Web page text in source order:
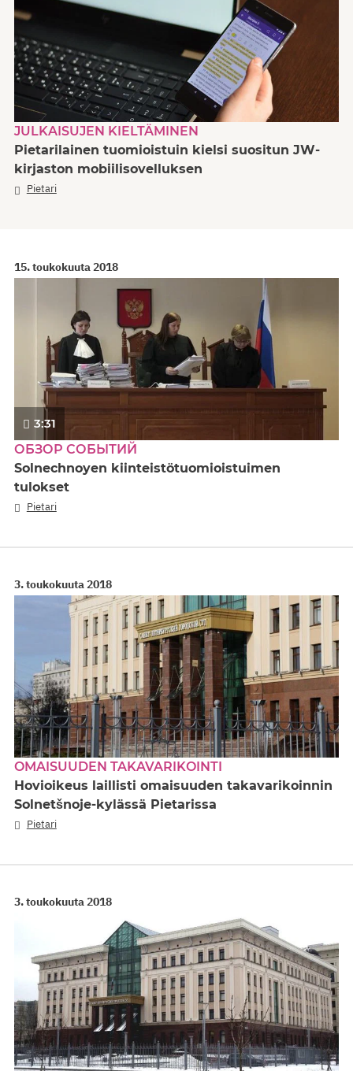
JULKAISUJEN KIELTÄMINEN
Pietarilainen tuomioistuin kielsi suositun JW-
kirjaston mobiilisovelluksen
Pietari
15. toukokuuta 2018
3:31
ОБЗОР СОБЫТИЙ
Solnechnoyen kiinteistötuomioistuimen
tulokset
Pietari
3. toukokuuta 2018
OMAISUUDEN TAKAVARIKOINTI
Hovioikeus laillisti omaisuuden takavarikoinnin
Solnetšnoje-kylässä Pietarissa
Pietari
3. toukokuuta 2018